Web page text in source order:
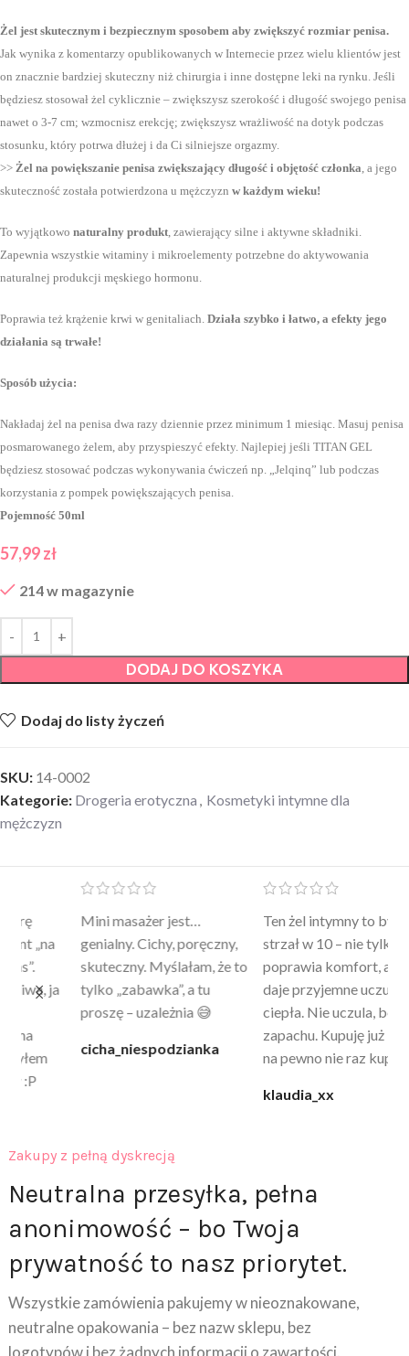
Żel jest skutecznym i bezpiecznym sposobem aby zwiększyć rozmiar penisa.
Jak wynika z komentarzy opublikowanych w Internecie przez wielu klientów jest
on znacznie bardziej skuteczny niż chirurgia i inne dostępne leki na rynku. Jeśli
będziesz stosował żel cyklicznie – zwiększysz szerokość i długość swojego penisa
nawet o 3-7 cm; wzmocnisz erekcję; zwiększysz wrażliwość na dotyk podczas
stosunku, który potrwa dłużej i da Ci silniejsze orgazmy.
>> Żel na powiększanie penisa zwiększający długość i objętość członka , a jego
skuteczność została potwierdzona u mężczyzn w każdym wieku!
To wyjątkowo naturalny produkt , zawierający silne i aktywne składniki.
Zapewnia wszystkie witaminy i mikroelementy potrzebne do aktywowania
naturalnej produkcji męskiego hormonu.
Poprawia też krążenie krwi w genitaliach. Działa szybko i łatwo, a efekty jego
działania są trwałe!
Sposób użycia:
Nakładaj żel na penisa dwa razy dziennie przez minimum 1 miesiąc. Masuj penisa
posmarowanego żelem, aby przyspieszyć efekty. Najlepiej jeśli TITAN GEL
będziesz stosować podczas wykonywania ćwiczeń np. „Jelqinq” lub podczas
korzystania z pompek powiększających penisa.
Pojemność 50ml
57,99zł
214 w magazynie
DODAJ DO KOSZYKA
Dodaj do listy życzeń
SKU: 14-0002
Kategorie: Drogeria erotyczna , Kosmetyki intymne dla
mężczyzn
Mini masażer jest…
genialny. Cichy, poręczny,
skuteczny. Myślałam, że to
tylko „zabawka”, a tu
proszę – uzależnia 😅
cicha_niespodzianka
Ten żel intymny to był
strzał w 10 – nie tylko
poprawia komfort, ale też
daje przyjemne uczucie
ciepła. Nie uczula, bez
zapachu. Kupuję już 3 raz i
na pewno nie raz kupie
klaudia_xx
Zakupy z pełną dyskrecją
Neutralna przesyłka, pełna
anonimowość – bo Twoja
prywatność to nasz priorytet.
Wszystkie zamówienia pakujemy w nieoznakowane,
neutralne opakowania – bez nazw sklepu, bez
logotypów i bez żadnych informacji o zawartości.